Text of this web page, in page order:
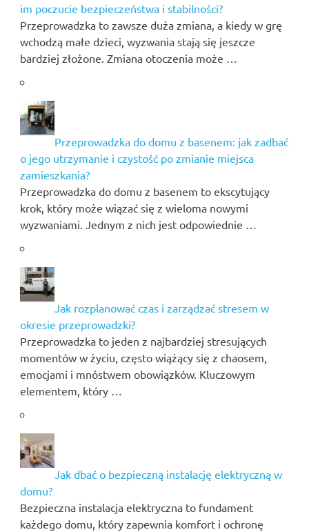
im poczucie bezpieczeństwa i stabilności?
Przeprowadzka to zawsze duża zmiana, a kiedy w grę
wchodzą małe dzieci, wyzwania stają się jeszcze
bardziej złożone. Zmiana otoczenia może …
Przeprowadzka do domu z basenem: jak zadbać
o jego utrzymanie i czystość po zmianie miejsca
zamieszkania?
Przeprowadzka do domu z basenem to ekscytujący
krok, który może wiązać się z wieloma nowymi
wyzwaniami. Jednym z nich jest odpowiednie …
Jak rozplanować czas i zarządzać stresem w
okresie przeprowadzki?
Przeprowadzka to jeden z najbardziej stresujących
momentów w życiu, często wiążący się z chaosem,
emocjami i mnóstwem obowiązków. Kluczowym
elementem, który …
Jak dbać o bezpieczną instalację elektryczną w
domu?
Bezpieczna instalacja elektryczna to fundament
każdego domu, który zapewnia komfort i ochronę